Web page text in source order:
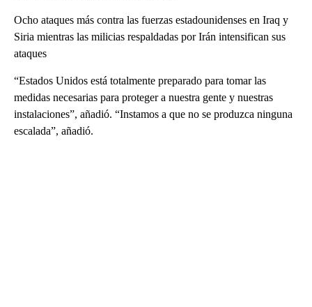
Ocho ataques más contra las fuerzas estadounidenses en Iraq y
Siria mientras las milicias respaldadas por Irán intensifican sus
ataques
“Estados Unidos está totalmente preparado para tomar las
medidas necesarias para proteger a nuestra gente y nuestras
instalaciones”, añadió. “Instamos a que no se produzca ninguna
escalada”, añadió.